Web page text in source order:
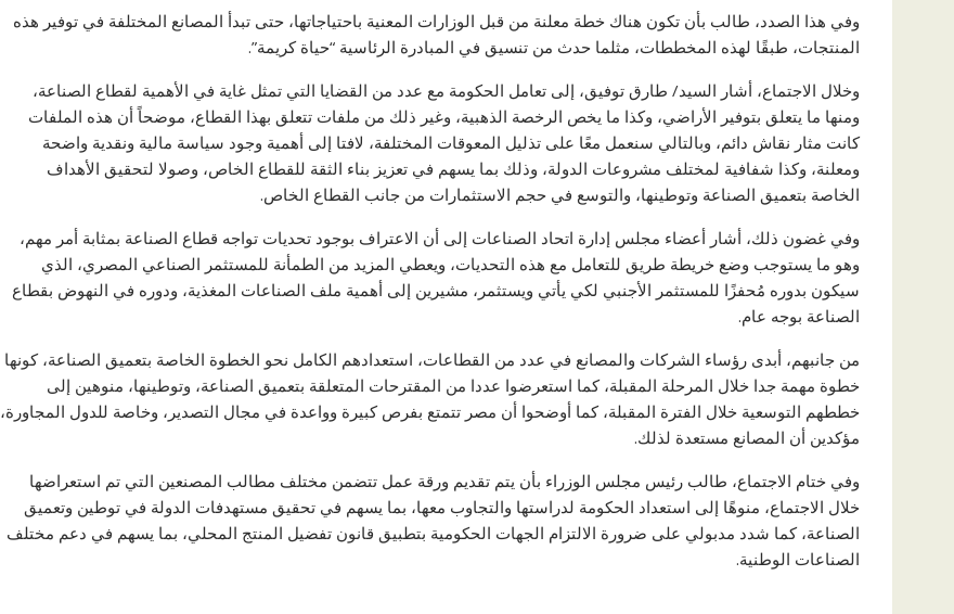
وفي هذا الصدد، طالب بأن تكون هناك خطة معلنة من قبل الوزارات المعنية باحتياجاتها، حتى تبدأ المصانع المختلفة في توفير هذه
المنتجات، طبقًا لهذه المخططات، مثلما حدث من تنسيق في المبادرة الرئاسية “حياة كريمة”.
وخلال الاجتماع، أشار السيد/ طارق توفيق، إلى تعامل الحكومة مع عدد من القضايا التي تمثل غاية في الأهمية لقطاع الصناعة،
ومنها ما يتعلق بتوفير الأراضي، وكذا ما يخص الرخصة الذهبية، وغير ذلك من ملفات تتعلق بهذا القطاع، موضحاً أن هذه الملفات
كانت مثار نقاش دائم، وبالتالي سنعمل معًا على تذليل المعوقات المختلفة، لافتا إلى أهمية وجود سياسة مالية ونقدية واضحة
ومعلنة، وكذا شفافية لمختلف مشروعات الدولة، وذلك بما يسهم في تعزيز بناء الثقة للقطاع الخاص، وصولا لتحقيق الأهداف
الخاصة بتعميق الصناعة وتوطينها، والتوسع في حجم الاستثمارات من جانب القطاع الخاص.
وفي غضون ذلك، أشار أعضاء مجلس إدارة اتحاد الصناعات إلى أن الاعتراف بوجود تحديات تواجه قطاع الصناعة بمثابة أمر مهم،
وهو ما يستوجب وضع خريطة طريق للتعامل مع هذه التحديات، ويعطي المزيد من الطمأنة للمستثمر الصناعي المصري، الذي
سيكون بدوره مُحفزًا للمستثمر الأجنبي لكي يأتي ويستثمر، مشيرين إلى أهمية ملف الصناعات المغذية، ودوره في النهوض بقطاع
الصناعة بوجه عام.
من جانبهم، أبدى رؤساء الشركات والمصانع في عدد من القطاعات، استعدادهم الكامل نحو الخطوة الخاصة بتعميق الصناعة، كونها
خطوة مهمة جدا خلال المرحلة المقبلة، كما استعرضوا عددا من المقترحات المتعلقة بتعميق الصناعة، وتوطينها، منوهين إلى
خططهم التوسعية خلال الفترة المقبلة، كما أوضحوا أن مصر تتمتع بفرص كبيرة وواعدة في مجال التصدير، وخاصة للدول المجاورة،
مؤكدين أن المصانع مستعدة لذلك.
وفي ختام الاجتماع، طالب رئيس مجلس الوزراء بأن يتم تقديم ورقة عمل تتضمن مختلف مطالب المصنعين التي تم استعراضها
خلال الاجتماع، منوهًا إلى استعداد الحكومة لدراستها والتجاوب معها، بما يسهم في تحقيق مستهدفات الدولة في توطين وتعميق
الصناعة، كما شدد مدبولي على ضرورة الالتزام الجهات الحكومية بتطبيق قانون تفضيل المنتج المحلي، بما يسهم في دعم مختلف
الصناعات الوطنية.